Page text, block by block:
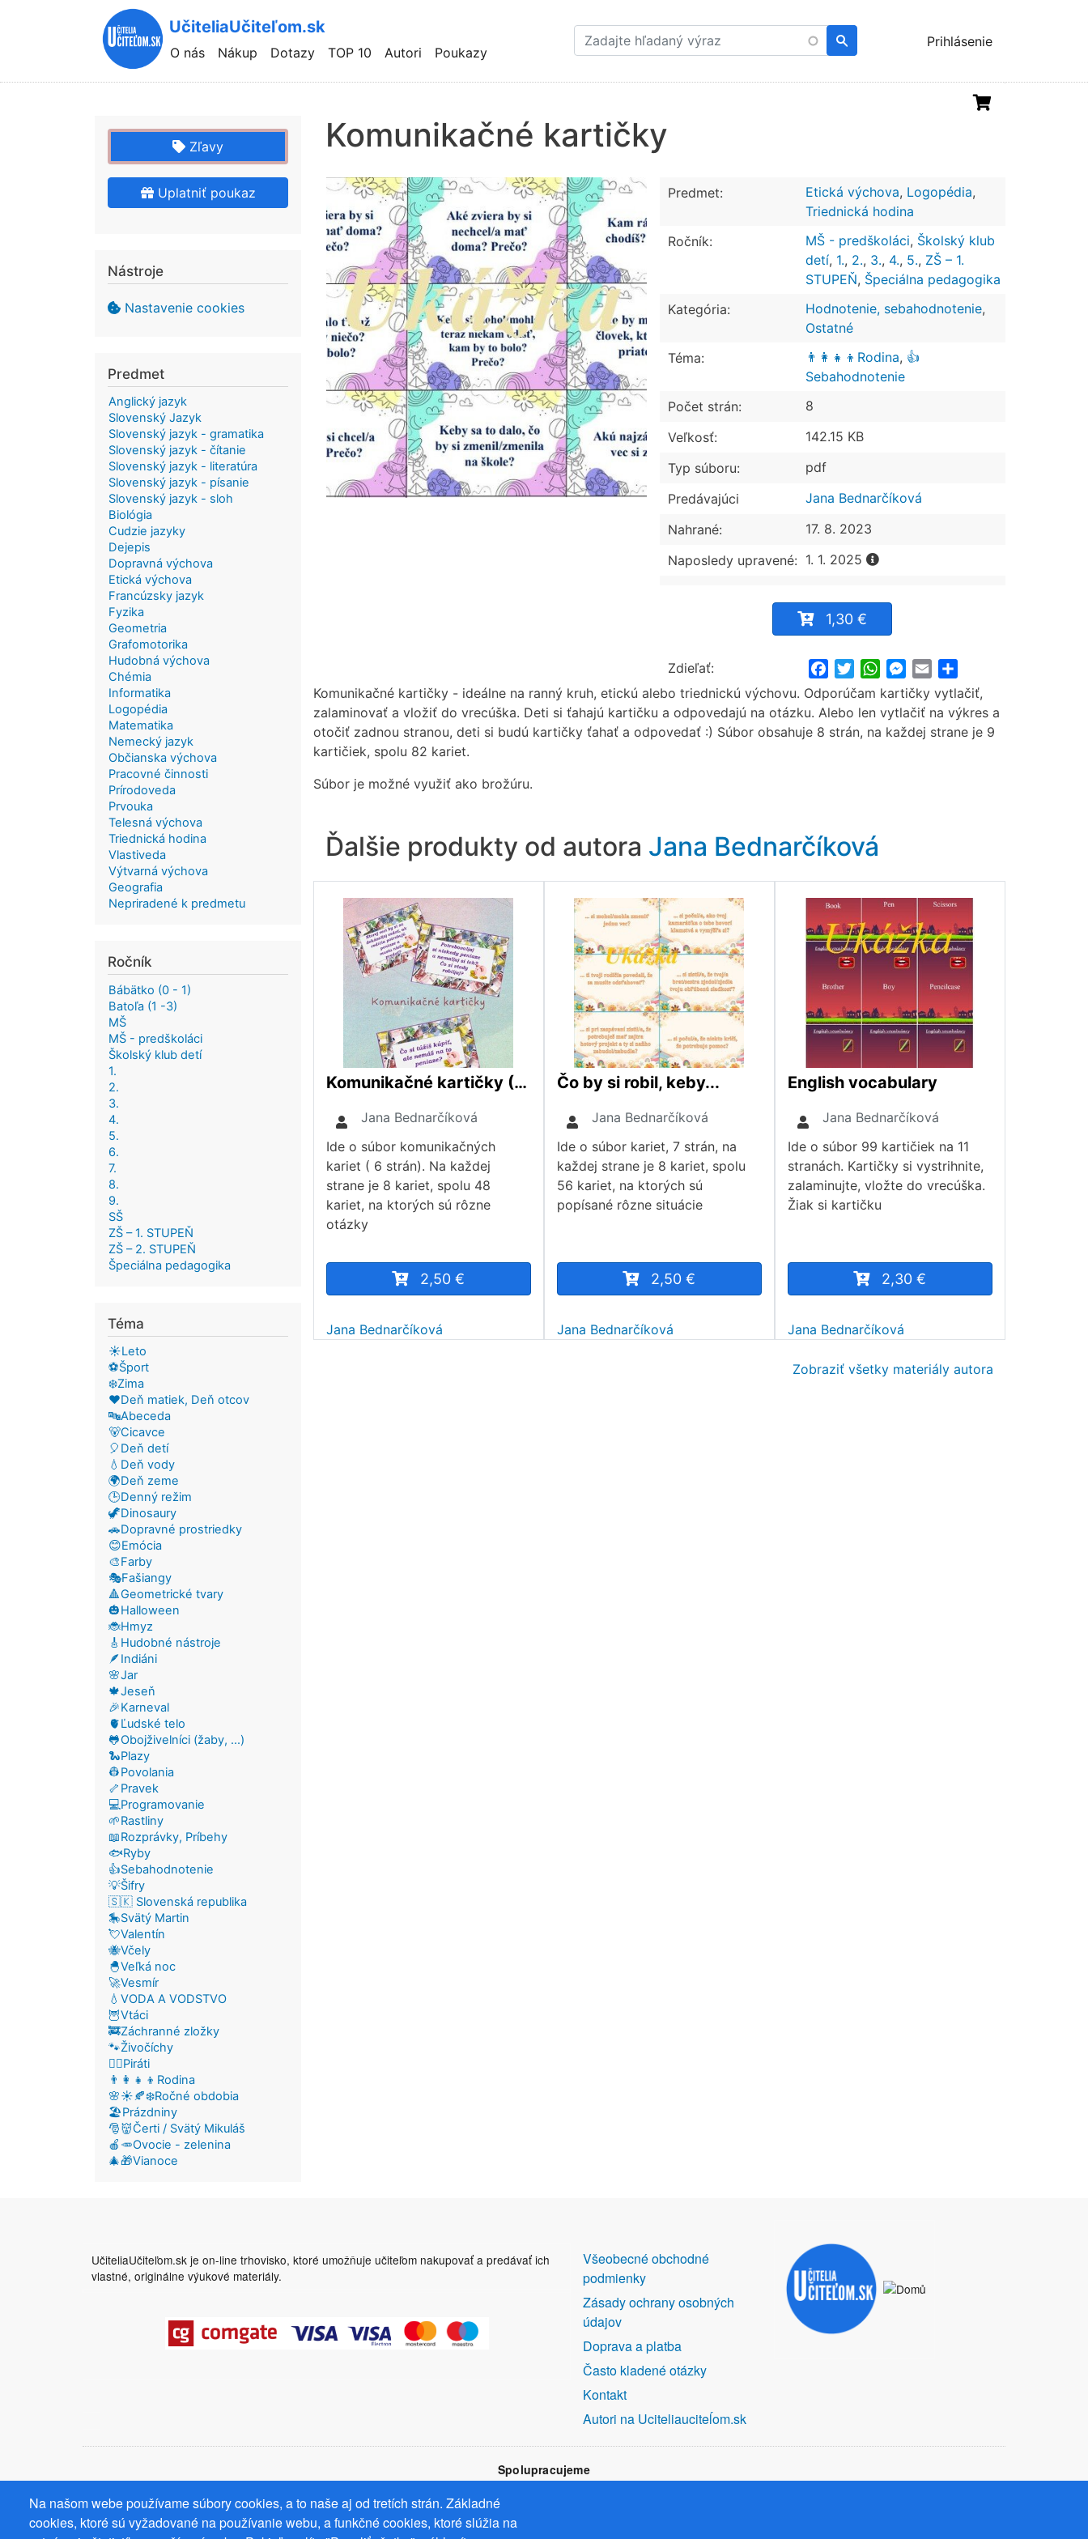
hlavný
UčiteliaUčiteľom.sk
Menu
Prihlásenie
Hlavní
navigace
O nás Nákup Dotazy TOP 10 Autori Poukazy
Komunikačné kartičky
Predmet: Etická výchova, Logopédia,
Triednická hodina
Ročník:
MŠ - predškoláci, Školský klub
detí, 1., 2., 3., 4., 5., ZŠ – 1.
STUPEŇ, Špeciálna pedagogika
Kategória:
Hodnotenie, sebahodnotenie,
Ostatné
Téma:
👨‍👩‍👧‍👦Rodina, 👍
Sebahodnotenie
Počet strán:
8
Veľkosť:
142.15 KB
Typ súboru:
pdf
Predávajúci
Jana Bednarčíková
Nahrané:
17. 8. 2023
Naposledy upravené: 1. 1. 2025
1,30 €
Zdieľať: FacebookTwitterWhatsApp
Messenger
Email
Komunikačné kartičky - ideálne na ranný kruh, etickú alebo triednickú výchovu. Odporúčam kartičky vytlačiť,
zalaminovať a vložiť do vrecúška. Deti si ťahajú kartičku a odpovedajú na otázku. Alebo len vytlačiť na výkres a
otočiť zadnou stranou, deti si budú kartičky ťahať a odpovedať :) Súbor obsahuje 8 strán, na každej strane je 9
kartičiek, spolu 82 kariet.
Súbor je možné využiť ako brožúru.
Ďalšie produkty od autora Jana Bednarčíková
Komunikačné kartičky (Finančná gramotnosť)
Jana Bednarčíková
Ide o súbor komunikačných
kariet ( 6 strán). Na každej
strane je 8 kariet, spolu 48
kariet, na ktorých sú rôzne
otázky
2,50 €
Jana Bednarčíková
Čo by si robil, keby...
Jana Bednarčíková
Ide o súbor kariet, 7 strán, na
každej strane je 8 kariet, spolu
56 kariet, na ktorých sú
popísané rôzne situácie
2,50 €
Jana Bednarčíková
English vocabulary
Jana Bednarčíková
Ide o súbor 99 kartičiek na 11
stranách. Kartičky si vystrihnite,
zalaminujte, vložte do vrecúška.
Žiak si kartičku
2,30 €
Jana Bednarčíková
Zobraziť všetky materiály autora
Zľavy
Uplatniť poukaz
Nástroje
Nastavenie cookies
Predmet
Anglický jazyk
Slovenský Jazyk
Slovenský jazyk - gramatika
Slovenský jazyk - čítanie
Slovenský jazyk - literatúra
Slovenský jazyk - písanie
Slovenský jazyk - sloh
Biológia
Cudzie jazyky
Dejepis
Dopravná výchova
Etická výchova
Francúzsky jazyk
Fyzika
Geometria
Grafomotorika
Hudobná výchova
Chémia
Informatika
Logopédia
Matematika
Nemecký jazyk
Občianska výchova
Pracovné činnosti
Prírodoveda
Prvouka
Telesná výchova
Triednická hodina
Vlastiveda
Výtvarná výchova
Geografia
Nepriradené k predmetu
Ročník
Bábätko (0 - 1)
Batoľa (1 -3)
MŠ
MŠ - predškoláci
Školský klub detí
1.
2.
3.
4.
5.
6.
7.
8.
9.
SŠ
ZŠ – 1. STUPEŇ
ZŠ – 2. STUPEŇ
Špeciálna pedagogika
Téma
☀️Leto
⚽Šport
❄️Zima
❤️Deň matiek, Deň otcov
🔤Abeceda
🐻Cicavce
🎈Deň detí
💧Deň vody
🌍Deň zeme
🕒Denný režim
🦖Dinosaury
🚗Dopravné prostriedky
😊Emócia
🎨Farby
🎭Fašiangy
🔺Geometrické tvary
🎃Halloween
🐞Hmyz
🎸Hudobné nástroje
🪶Indiáni
🌸Jar
🍁Jeseň
🎉Karneval
🫀Ľudské telo
🐸Obojživelníci (žaby, ...)
🐍Plazy
👷Povolania
🦴Pravek
💻Programovanie
🌱Rastliny
📖Rozprávky, Príbehy
🐟Ryby
👍Sebahodnotenie
💡Šifry
🇸🇰 Slovenská republika
🎠Svätý Martin
💘Valentín
🐝Včely
🐣Veľká noc
🚀Vesmír
💧VODA A VODSTVO
🦉Vtáci
🚒Záchranné zložky
🐾Živočíchy
🏴‍☠️Piráti
👨‍👩‍👧‍👦Rodina
🌸☀️🍂❄️Ročné obdobia
🏖️Prázdniny
🎅👹Čerti / Svätý Mikuláš
🍎🥕Ovocie - zelenina
🎄🎁Vianoce
UčiteliaUčiteľom.sk je on-line trhovisko, ktoré umožňuje učiteľom nakupovať a predávať ich
vlastné, originálne výukové materiály.
Na našom webe používame súbory cookies, a to naše aj od tretích strán. Základné
cookies, ktoré sú vyžadované na používanie webu, a funkčné cookies, ktoré slúžia na
DALŠÍ
ODKAZY
Všeobecné obchodné
podmienky
Zásady ochrany osobných
údajov
Doprava a platba
Často kladené otázky
Kontakt
Autori na Uciteliauciteĺom.sk
Spolupracujeme